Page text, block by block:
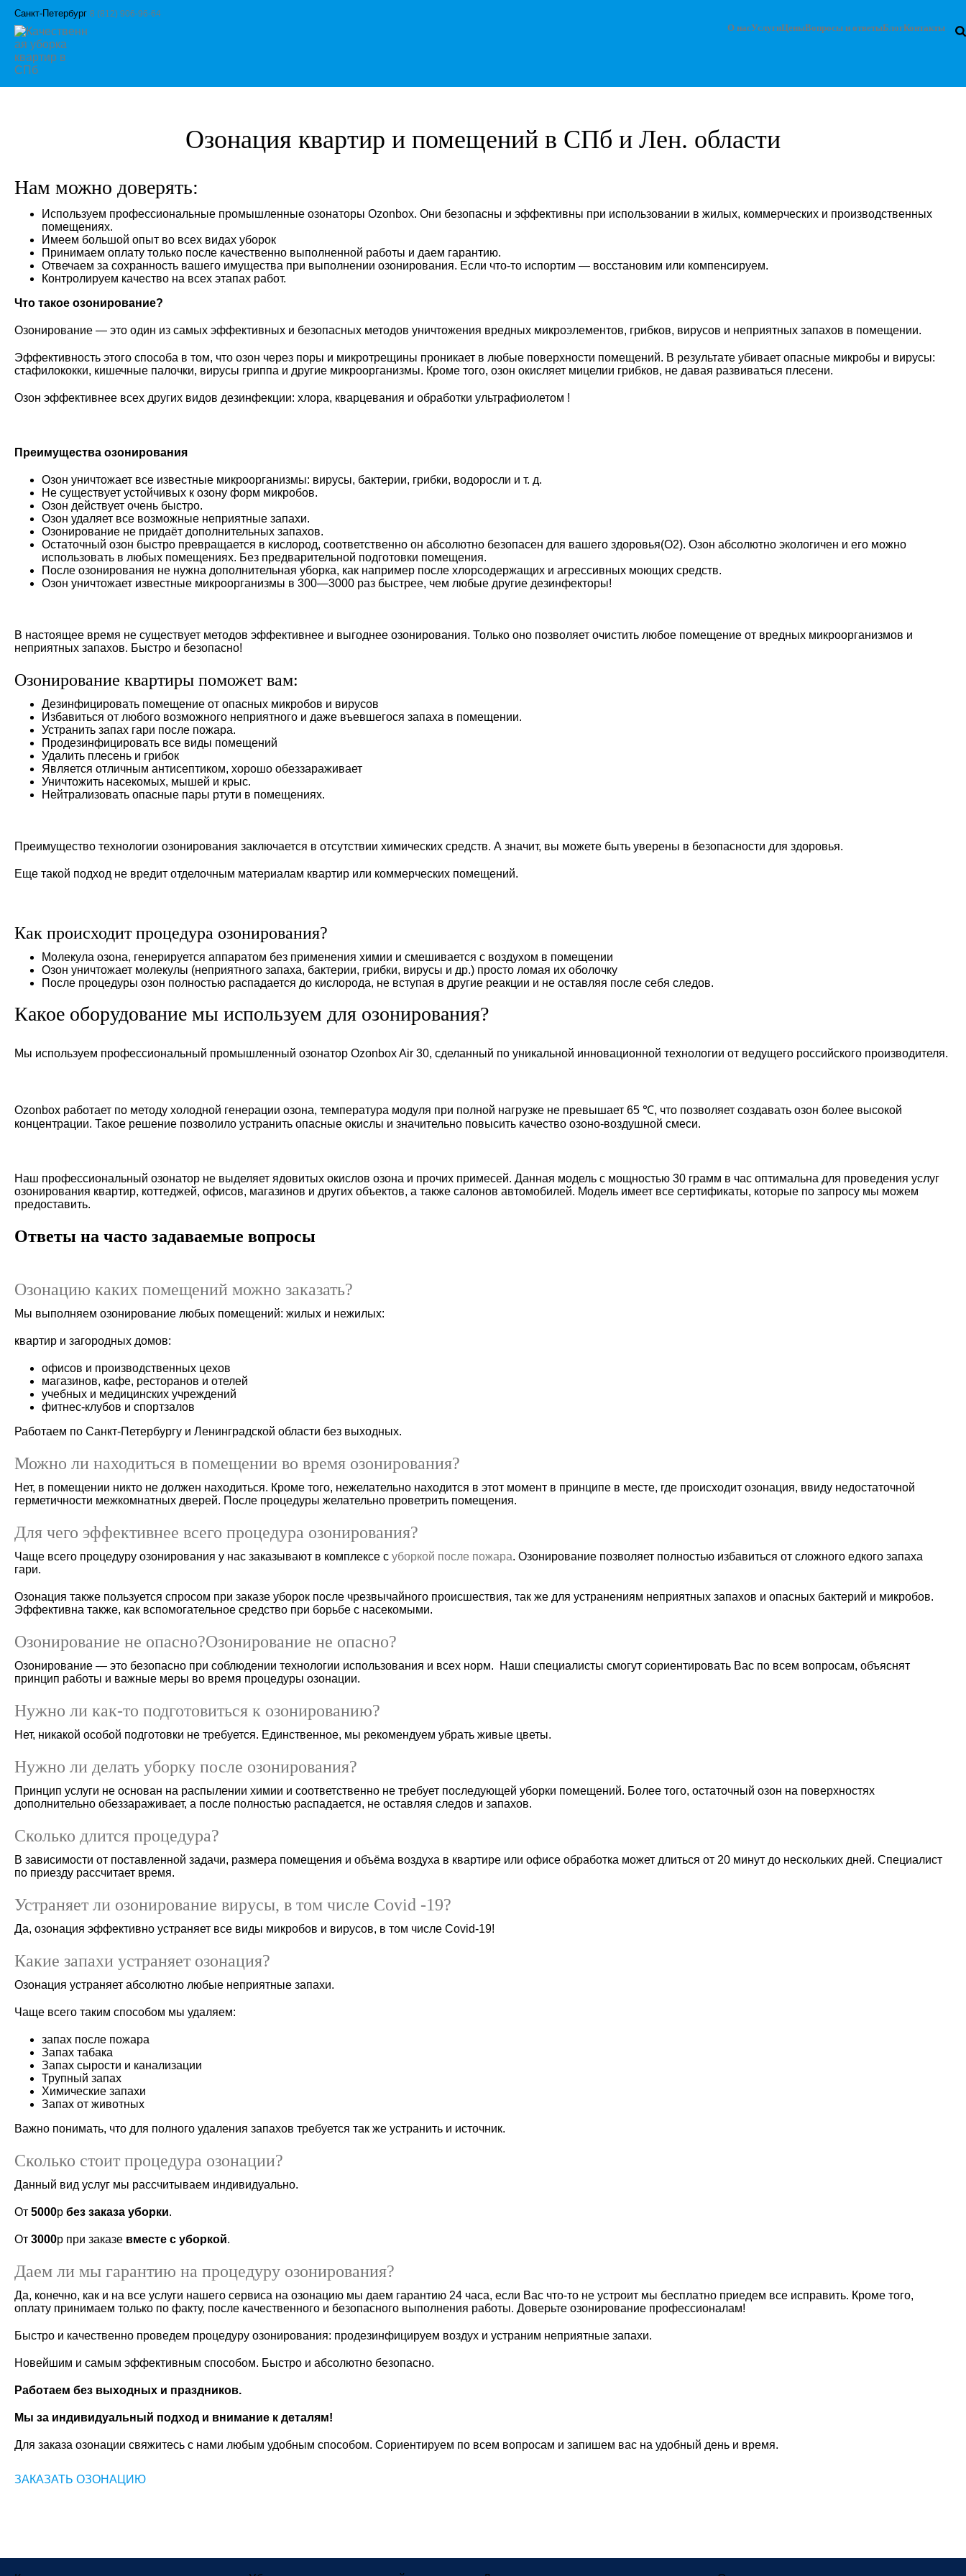
Санкт-Петербург 8 (812) 906-96-64
О насУслугиЦеныВопросы и ответыБлогКонтакты
Озонация квартир и помещений в СПб и Лен. области
Нам можно доверять:
Используем профессиональные промышленные озонаторы Ozonbox. Они безопасны и эффективны при использовании в жилых, коммерческих и производственных
помещениях.
Имеем большой опыт во всех видах уборок
Принимаем оплату только после качественно выполненной работы и даем гарантию.
Отвечаем за сохранность вашего имущества при выполнении озонирования. Если что-то испортим — восстановим или компенсируем.
Контролируем качество на всех этапах работ.
Что такое озонирование?
Озонирование — это один из самых эффективных и безопасных методов уничтожения вредных микроэлементов, грибков, вирусов и неприятных запахов в помещении.
Эффективность этого способа в том, что озон через поры и микротрещины проникает в любые поверхности помещений. В результате убивает опасные микробы и вирусы:
стафилококки, кишечные палочки, вирусы гриппа и другие микроорганизмы. Кроме того, озон окисляет мицелии грибков, не давая развиваться плесени.
Озон эффективнее всех других видов дезинфекции: хлора, кварцевания и обработки ультрафиолетом !
Преимущества озонирования
Озон уничтожает все известные микроорганизмы: вирусы, бактерии, грибки, водоросли и т. д.
Не существует устойчивых к озону форм микробов.
Озон действует очень быстро.
Озон удаляет все возможные неприятные запахи.
Озонирование не придаёт дополнительных запахов.
Остаточный озон быстро превращается в кислород, соответственно он абсолютно безопасен для вашего здоровья(O2). Озон абсолютно экологичен и его можно
использовать в любых помещениях. Без предварительной подготовки помещения.
После озонирования не нужна дополнительная уборка, как например после хлорсодержащих и агрессивных моющих средств.
Озон уничтожает известные микроорганизмы в 300—3000 раз быстрее, чем любые другие дезинфекторы!
В настоящее время не существует методов эффективнее и выгоднее озонирования. Только оно позволяет очистить любое помещение от вредных микроорганизмов и
неприятных запахов. Быстро и безопасно!
Озонирование квартиры поможет вам:
Дезинфицировать помещение от опасных микробов и вирусов
Избавиться от любого возможного неприятного и даже въевшегося запаха в помещении.
Устранить запах гари после пожара.
Продезинфицировать все виды помещений
Удалить плесень и грибок
Является отличным антисептиком, хорошо обеззараживает
Уничтожить насекомых, мышей и крыс.
Нейтрализовать опасные пары ртути в помещениях.
Преимущество технологии озонирования заключается в отсутствии химических средств. А значит, вы можете быть уверены в безопасности для здоровья.
Еще такой подход не вредит отделочным материалам квартир или коммерческих помещений.
Как происходит процедура озонирования?
Молекула озона, генерируется аппаратом без применения химии и смешивается с воздухом в помещении
Озон уничтожает молекулы (неприятного запаха, бактерии, грибки, вирусы и др.) просто ломая их оболочку
После процедуры озон полностью распадается до кислорода, не вступая в другие реакции и не оставляя после себя следов.
Какое оборудование мы используем для озонирования?
Мы используем профессиональный промышленный озонатор Ozonbox Air 30, сделанный по уникальной инновационной технологии от ведущего российского производителя.
Ozonbox работает по методу холодной генерации озона, температура модуля при полной нагрузке не превышает 65 ℃, что позволяет создавать озон более высокой
концентрации. Такое решение позволило устранить опасные окислы и значительно повысить качество озоно-воздушной смеси.
Наш профессиональный озонатор не выделяет ядовитых окислов озона и прочих примесей. Данная модель с мощностью 30 грамм в час оптимальна для проведения услуг
озонирования квартир, коттеджей, офисов, магазинов и других объектов, а также салонов автомобилей. Модель имеет все сертификаты, которые по запросу мы можем
предоставить.
Ответы на часто задаваемые вопросы
Озонацию каких помещений можно заказать?
Мы выполняем озонирование любых помещений: жилых и нежилых:
квартир и загородных домов:
офисов и производственных цехов
магазинов, кафе, ресторанов и отелей
учебных и медицинских учреждений
фитнес-клубов и спортзалов
Работаем по Санкт-Петербургу и Ленинградской области без выходных.
Можно ли находиться в помещении во время озонирования?
Нет, в помещении никто не должен находиться. Кроме того, нежелательно находится в этот момент в принципе в месте, где происходит озонация, ввиду недостаточной
герметичности межкомнатных дверей. После процедуры желательно проветрить помещения.
Для чего эффективнее всего процедура озонирования?
Чаще всего процедуру озонирования у нас заказывают в комплексе с уборкой после пожара. Озонирование позволяет полностью избавиться от сложного едкого запаха
гари.
Озонация также пользуется спросом при заказе уборок после чрезвычайного происшествия, так же для устранениям неприятных запахов и опасных бактерий и микробов.
Эффективна также, как вспомогательное средство при борьбе с насекомыми.
Озонирование не опасно?Озонирование не опасно?
Озонирование — это безопасно при соблюдении технологии использования и всех норм. Наши специалисты смогут сориентировать Вас по всем вопросам, объяснят
принцип работы и важные меры во время процедуры озонации.
Нужно ли как-то подготовиться к озонированию?
Нет, никакой особой подготовки не требуется. Единственное, мы рекомендуем убрать живые цветы.
Нужно ли делать уборку после озонирования?
Принцип услуги не основан на распылении химии и соответственно не требует последующей уборки помещений. Более того, остаточный озон на поверхностях
дополнительно обеззараживает, а после полностью распадается, не оставляя следов и запахов.
Сколько длится процедура?
В зависимости от поставленной задачи, размера помещения и объёма воздуха в квартире или офисе обработка может длиться от 20 минут до нескольких дней. Специалист
по приезду рассчитает время.
Устраняет ли озонирование вирусы, в том числе Covid -19?
Да, озонация эффективно устраняет все виды микробов и вирусов, в том числе Covid-19!
Какие запахи устраняет озонация?
Озонация устраняет абсолютно любые неприятные запахи.
Чаще всего таким способом мы удаляем:
запах после пожара
Запах табака
Запах сырости и канализации
Трупный запах
Химические запахи
Запах от животных
Важно понимать, что для полного удаления запахов требуется так же устранить и источник.
Сколько стоит процедура озонации?
Данный вид услуг мы рассчитываем индивидуально.
От 5000р без заказа уборки.
От 3000р при заказе вместе с уборкой.
Даем ли мы гарантию на процедуру озонирования?
Да, конечно, как и на все услуги нашего сервиса на озонацию мы даем гарантию 24 часа, если Вас что-то не устроит мы бесплатно приедем все исправить. Кроме того,
оплату принимаем только по факту, после качественного и безопасного выполнения работы. Доверьте озонирование профессионалам!
Быстро и качественно проведем процедуру озонирования: продезинфицируем воздух и устраним неприятные запахи.
Новейшим и самым эффективным способом. Быстро и абсолютно безопасно.
Работаем без выходных и праздников.
Мы за индивидуальный подход и внимание к деталям!
Для заказа озонации свяжитесь с нами любым удобным способом. Сориентируем по всем вопросам и запишем вас на удобный день и время.
ЗАКАЗАТЬ ОЗОНАЦИЮ